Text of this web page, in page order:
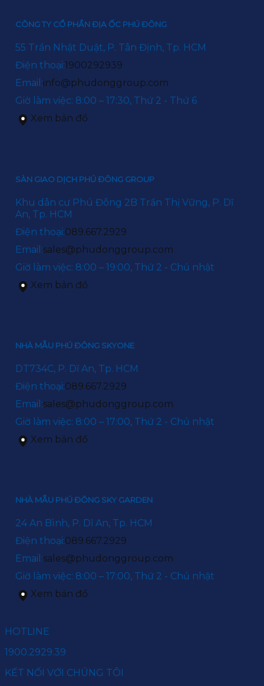
CÔNG TY CỔ PHẦN ĐỊA ỐC PHÚ ĐÔNG
55 Trần Nhật Duật, P. Tân Định, Tp. HCM
Điện thoại:1900292939
Email:info@phudonggroup.com
Giờ làm việc: 8:00 – 17:30, Thứ 2 - Thứ 6
Xem bản đồ
SÀN GIAO DỊCH PHÚ ĐÔNG GROUP
Khu dân cư Phú Đông 2B Trần Thị Vững, P. Dĩ
An, Tp. HCM
Điện thoại:089.667.2929
Email:sales@phudonggroup.com
Giờ làm việc: 8:00 – 19:00, Thứ 2 - Chủ nhật
Xem bản đồ
NHÀ MẪU PHÚ ĐÔNG SKYONE
DT734C, P. Dĩ An, Tp. HCM
Điện thoại:089.667.2929
Email:sales@phudonggroup.com
Giờ làm việc: 8:00 – 17:00, Thứ 2 - Chủ nhật
Xem bản đồ
NHÀ MẪU PHÚ ĐÔNG SKY GARDEN
24 An Bình, P. Dĩ An, Tp. HCM
Điện thoại:089.667.2929
Email:sales@phudonggroup.com
Giờ làm việc: 8:00 – 17:00, Thứ 2 - Chủ nhật
Xem bản đồ
HOTLINE
1900.2929.39
KẾT NỐI VỚI CHÚNG TÔI